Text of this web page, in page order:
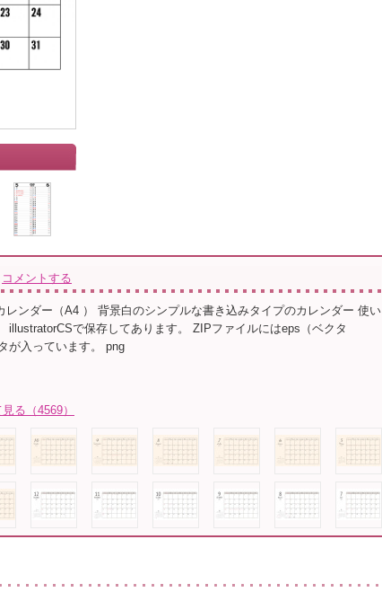
コメントする
レンダー（A4 ） 背景白のシンプルな書き込みタイプのカレンダー 使い
illustratorCSで保存してあります。 ZIPファイルにはeps（ベクタ
が入っています。 png
る（4569）